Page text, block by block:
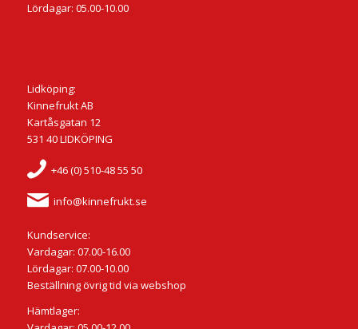
Lördagar: 05.00-10.00
Lidköping:
Kinnefrukt AB
Kartåsgatan 12
531 40 LIDKÖPING
+46 (0) 510-48 55 50
info@kinnefrukt.se
Kundservice:
Vardagar: 07.00-16.00
Lördagar: 07.00-10.00
Beställning övrig tid via webshop
Hämtlager: